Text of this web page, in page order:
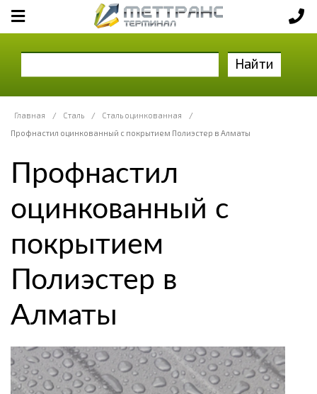
Найти
Главная / Сталь / Сталь оцинкованная
/
Профнастил оцинкованный с покрытием Полиэстер в Алматы
Профнастил
оцинкованный с
покрытием
Полиэстер в
Алматы